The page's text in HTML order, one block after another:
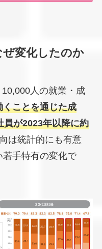
ぜ変化したのか
人の就業・成
くことを通じた成
員が2023年以降に約
は統計的にも有意
手特有の変化で